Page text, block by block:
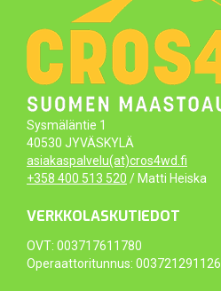
Sysmäläntie 1
40530 JYVÄSKYLÄ
asiakaspalvelu(at)cros4wd.fi
+358 400 513 520 / Matti Heiska
VERKKOLASKUTIEDOT
OVT: 003717611780
Operaattoritunnus: 003721291126